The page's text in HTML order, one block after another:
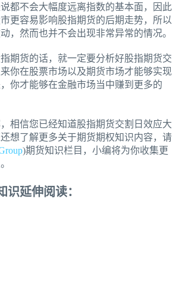
都不会大幅度远离指数的基本面，因此
更容易影响股指期货的后期走势，所以
，然而也并不会出现非常异常的情况。
期货的话，就一定要分析好股指期货交
你在股票市场以及期货市场才能够实现
你才能够在金融市场当中赚到更多的
相信您已经知道股指期货交割日效应大
想了解更多关于期货期权知识内容，请
)期货知识栏目，小编将为你收集更
识延伸阅读：